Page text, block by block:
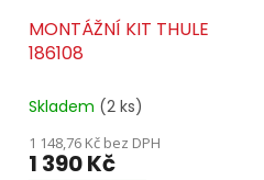
MONTÁŽNÍ KIT THULE
186108
Skladem (2 ks)
1 148,76 Kč bez DPH
1 390 Kč